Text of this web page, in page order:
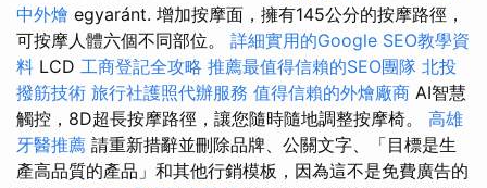
中外燴 egyaránt. 增加按摩面，擁有145公分的按摩路徑，
可按摩人體六個不同部位。 詳細實用的Google SEO教學資
料 LCD 工商登記全攻略 推薦最值得信賴的SEO團隊 北投
撥筋技術 旅行社護照代辦服務 值得信賴的外燴廠商 AI智慧
觸控，8D超長按摩路徑，讓您隨時隨地調整按摩椅。 高雄
牙醫推薦 請重新措辭並刪除品牌、公關文字、「目標是生
產高品質的產品」和其他行銷模板，因為這不是免費廣告的